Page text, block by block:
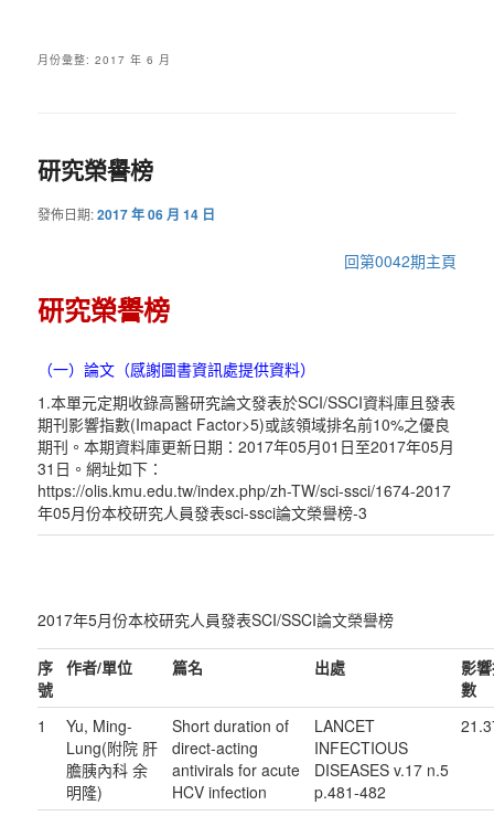
月份彙整:2017 年 6 月
研究榮譽榜
發佈日期:2017 年 06 月 14 日
回第0042期主頁
研究榮譽榜
（一）論文（感謝圖書資訊處提供資料）
1.本單元定期收錄高醫研究論文發表於SCI/SSCI資料庫且發表
期刊影響指數(Imapact Factor>5)或該領域排名前10%之優良
期刊。本期資料庫更新日期：2017年05月01日至2017年05月
31日。網址如下：
https://olis.kmu.edu.tw/index.php/zh-TW/sci-ssci/1674-2017
年05月份本校研究人員發表sci-ssci論文榮譽榜-3
2017年5月份本校研究人員發表SCI/SSCI論文榮譽榜
序
號
作者/單位 篇名 出處
影
數
1
Yu, Ming-
Lung(附院 肝
膽胰內科 余
明隆)
Short duration of
direct-acting
antivirals for acute
HCV infection
LANCET
INFECTIOUS
DISEASES v.17 n.5
p.481-482